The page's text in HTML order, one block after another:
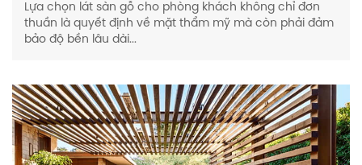
Lựa chọn lát sàn gỗ cho phòng khách không chỉ đơn
thuần là quyết định về mặt thẩm mỹ mà còn phải đảm
bảo độ bền lâu dài...